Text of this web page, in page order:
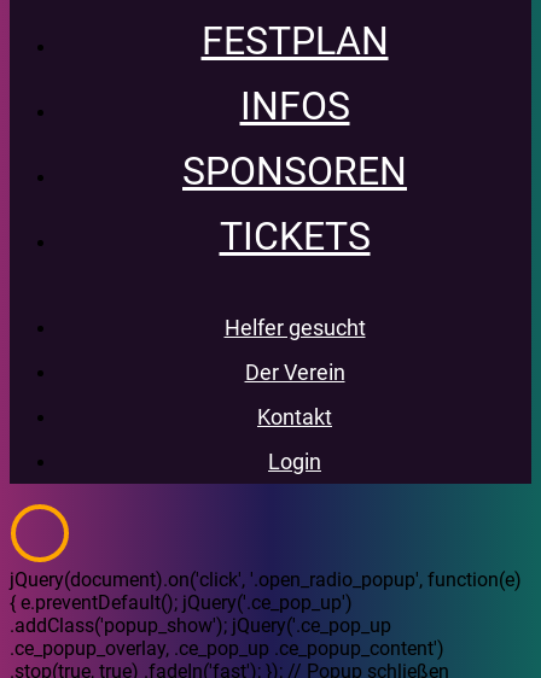
FESTPLAN
INFOS
SPONSOREN
TICKETS
Helfer gesucht
Der Verein
Kontakt
Login
jQuery(document).on('click', '.open_radio_popup', function(e)
{ e.preventDefault(); jQuery('.ce_pop_up')
.addClass('popup_show'); jQuery('.ce_pop_up
.ce_popup_overlay, .ce_pop_up .ce_popup_content')
.stop(true, true) .fadeIn('fast'); }); // Popup schließen